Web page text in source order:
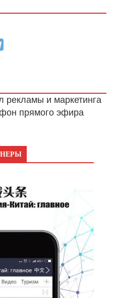
рекламы и маркетинга
прямого эфира